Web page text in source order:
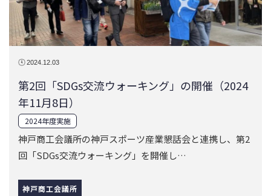
2024年度実施
神戸商工会議所の神戸スポーツ産業懇話会と連携し、第2
回「SDGs交流ウォーキング」を開催し…